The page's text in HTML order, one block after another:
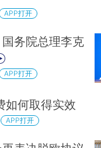
APP打开
国务院总理李克
APP打开
如何取得实效
APP打开